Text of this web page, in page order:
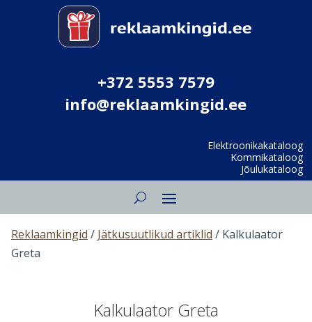
+372 5553 7579
info@reklaamkingid.ee
Elektroonikakataloog
Kommikataloog
Jõulukataloog
Reklaamkingid / Jätkusuutlikud artiklid / Kalkulaator
Greta
Kalkulaator Greta